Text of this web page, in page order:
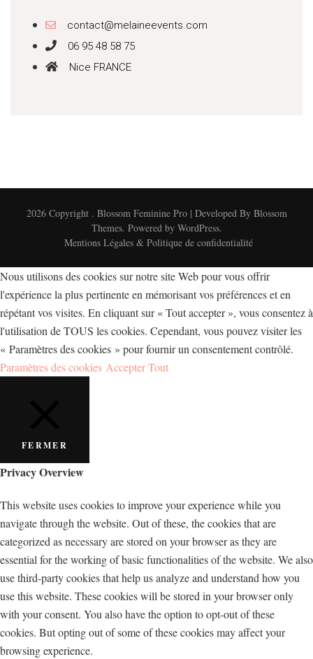
contact@melaineevents.com
06 95 48 58 75
Nice FRANCE
2026 Copyright . Blossom Feminine Pro | Developed ByBlossom
Themes. Powered by WordPress.
Mentions Légales & Politique de confidentialité
Nous utilisons des cookies sur notre site Web pour vous offrir
l'expérience la plus pertinente en mémorisant vos préférences et en
répétant vos visites. En cliquant sur « Tout accepter », vous consentez à
l'utilisation de TOUS les cookies. Cependant, vous pouvez visiter les
« Paramètres des cookies » pour fournir un consentement contrôlé.
Paramètres des cookies Accepter Tout
FERMER
Privacy Overview
This website uses cookies to improve your experience while you
navigate through the website. Out of these, the cookies that are
categorized as necessary are stored on your browser as they are
essential for the working of basic functionalities of the website. We also
use third-party cookies that help us analyze and understand how you
use this website. These cookies will be stored in your browser only
with your consent. You also have the option to opt-out of these
cookies. But opting out of some of these cookies may affect your
browsing experience.